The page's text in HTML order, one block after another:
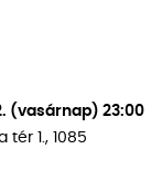
(vasárnap) 23:00
tér 1., 1085